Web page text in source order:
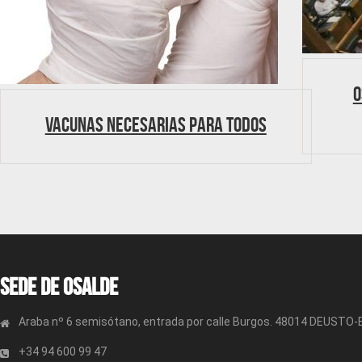
Vacunas necesarias para todos
Sede de OSALDE
Araba nº 6 semisótano, entrada por calle Burgos. 48014 DEUSTO-
+34 94 600 99 47